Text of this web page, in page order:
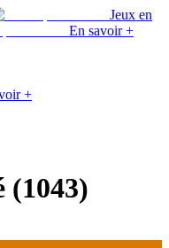
Jeux en
En savoir +
+
(1043)